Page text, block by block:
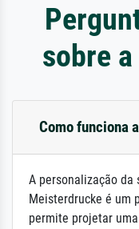
sobre
Como funciona
A personalização da
Meisterdrucke é um
permite projetar